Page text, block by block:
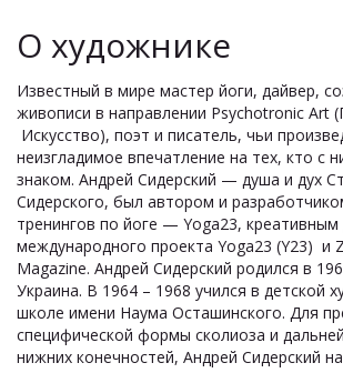
О художнике
Известный в мире мастер йоги, дайвер,
живописи в направлении Psychotronic Art
Искусство), поэт и писатель, чьи
неизгладимое впечатление на тех, кто с
знаком. Андрей Сидерский — душа и дух
Сидерского, был автором и
тренингов по йоге — Yoga23,
международного проекта Yoga23 (Y23) и
Magazine. Андрей Сидерский родился в
Украина. В 1964 – 1968 учился в детской
школе имени Наума Осташинского. Для
специфической формы сколиоза и
нижних конечностей, Андрей Сидерский